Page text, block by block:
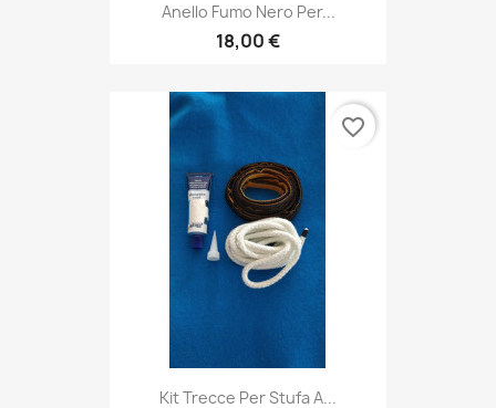
Anello Fumo Nero Per...
18,00 €
Kit Trecce Per Stufa A...
favorite_border